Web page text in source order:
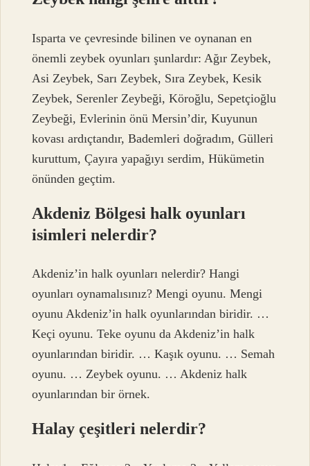
Isparta ve çevresinde bilinen ve oynanan en
önemli zeybek oyunları şunlardır: Ağır Zeybek,
Asi Zeybek, Sarı Zeybek, Sıra Zeybek, Kesik
Zeybek, Serenler Zeybeği, Köroğlu, Sepetçioğlu
Zeybeği, Evlerinin önü Mersin’dir, Kuyunun
kovası ardıçtandır, Bademleri doğradım, Gülleri
kuruttum, Çayıra yapağıyı serdim, Hükümetin
önünden geçtim.
Akdeniz Bölgesi halk oyunları
isimleri nelerdir?
Akdeniz’in halk oyunları nelerdir? Hangi
oyunları oynamalısınız? Mengi oyunu. Mengi
oyunu Akdeniz’in halk oyunlarından biridir. …
Keçi oyunu. Teke oyunu da Akdeniz’in halk
oyunlarından biridir. … Kaşık oyunu. … Semah
oyunu. … Zeybek oyunu. … Akdeniz halk
oyunlarından bir örnek.
Halay çeşitleri nelerdir?